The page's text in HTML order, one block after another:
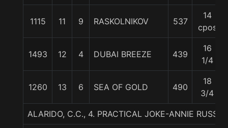
1115 11 9 RASKOLNIKOV 537
14
cpos
1493 12 4 DUBAI BREEZE 439
16
1/4
1260 13 6 SEA OF GOLD 490
18
3/4
ALARIDO, C.C., 4. PRACTICAL JOKE-ANNIE